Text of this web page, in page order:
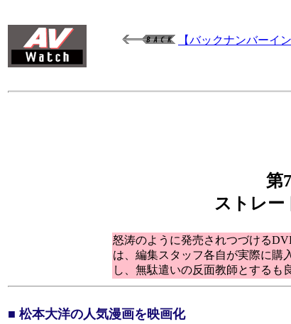
【バックナンバーイ
第
ストレー
怒涛のように発売されつづける
は、編集スタッフ各自が実際に購
し、無駄遣いの反面教師とするも
■ 松本大洋の人気漫画を映画化